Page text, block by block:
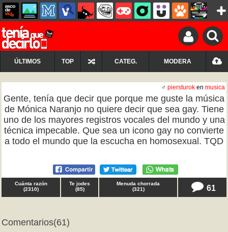
ÚLTIMOS TOP CATEG. MODERA
♂ piersturok en musica
Gente, tenía que decir que porque me guste la música
de Mónica Naranjo no quiere decir que sea gay. Tiene
uno de los mayores registros vocales del mundo y una
técnica impecable. Que sea un icono gay no convierte
a todo el mundo que la escucha en homosexual. TQD
Cuánta razón
(2310)
Te jodes
(85)
Menuda chorrada
(321) 61
Comentarios(61)